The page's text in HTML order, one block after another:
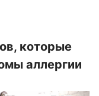
которые
аллергии